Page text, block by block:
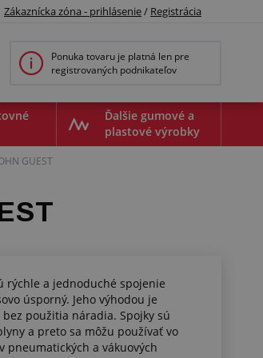
Zákaznícka zóna - prihlásenie/ Registrácia
Ponuka tovaru je platná len pre
registrovaných podnikateľov
Ďalšie gumové a
plastové výrobky
GUEST
rýchle a jednoduché spojenie
úsporný. Jeho výhodou je
použitia náradia. Spojky sú
a preto sa môžu používať vo
pneumatických a vákuových